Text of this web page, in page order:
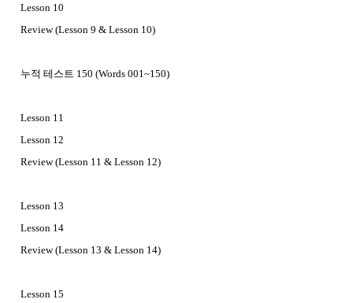
Lesson 10
Review (Lesson 9 & Lesson 10)
누적 테스트 150 (Words 001~150)
Lesson 11
Lesson 12
Review (Lesson 11 & Lesson 12)
Lesson 13
Lesson 14
Review (Lesson 13 & Lesson 14)
Lesson 15